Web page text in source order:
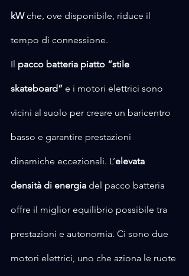
kW che, ove disponibile, riduce il
tempo di connessione.
Il pacco batteria piatto “stile
skateboard” e i motori elettrici sono
vicini al suolo per creare un baricentro
basso e garantire prestazioni
dinamiche eccezionali. L’elevata
densità di energia del pacco batteria
offre il miglior equilibrio possibile tra
prestazioni e autonomia. Ci sono due
motori elettrici, uno che aziona le ruote